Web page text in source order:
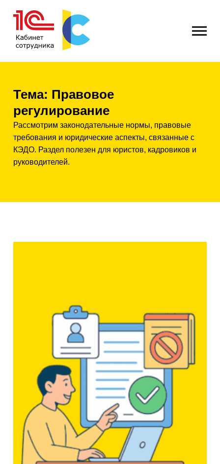
Партнёры 1С
Статьи
Тема: Правовое
регулирование
Рассмотрим законодательные нормы, правовые
требования и юридические аспекты, связанные с
КЭДО. Раздел полезен для юристов, кадровиков и
руководителей.